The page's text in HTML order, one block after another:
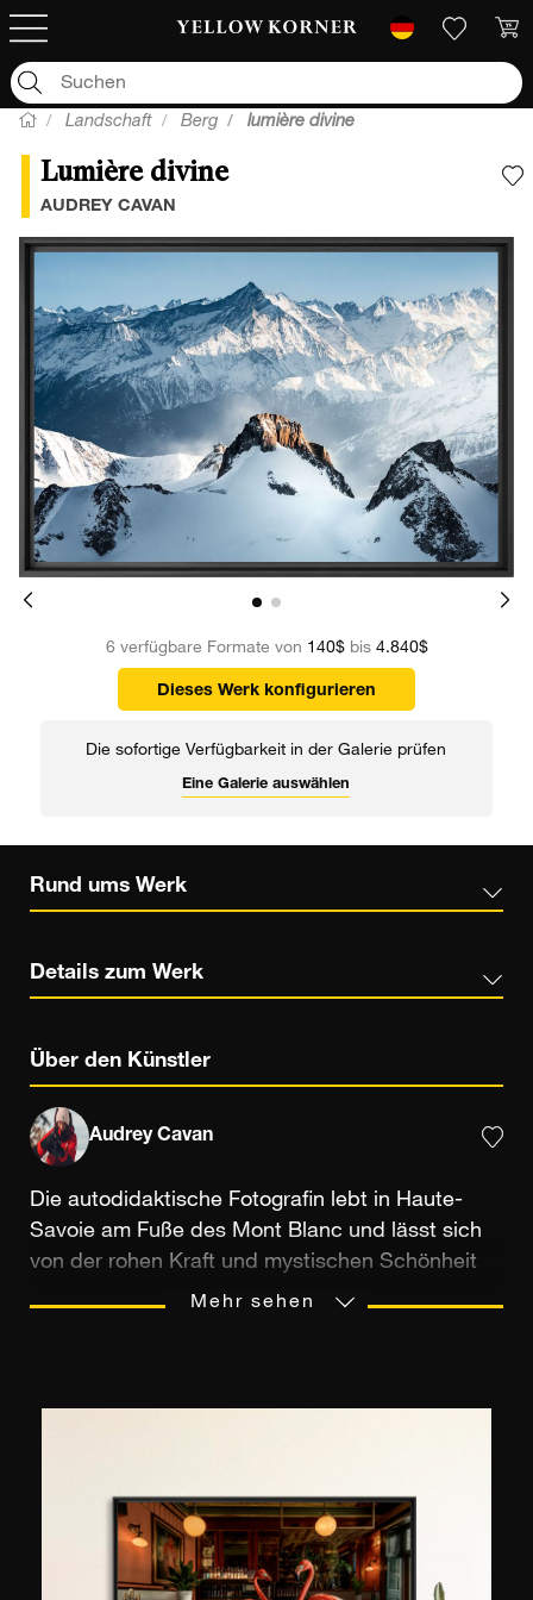
Landschaft Berg lumière divine
Lumière divine
AUDREY CAVAN
6 verfügbare Formate von 140$bis 4.840$
Dieses Werk konfigurieren
Die sofortige Verfügbarkeit in der Galerie prüfen
Eine Galerie auswählen
Rund ums Werk
Details zum Werk
Über den Künstler
Audrey Cavan
Die autodidaktische Fotografin lebt in Haute-
Savoie am Fuße des Mont Blanc und lässt sich
von der rohen Kraft und mystischen Schönheit
der Berge inspirieren. Seit ihren ersten
Erkundung der wildesten Landschaften Europas
und Amerikas entwickelt.
In den Alpen, genauer gesagt im Mont-Blanc-
Mehr sehen